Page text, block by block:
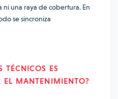
una raya de cobertura. En
se sincroniza
TÉCNICOS ES
EL MANTENIMIENTO?